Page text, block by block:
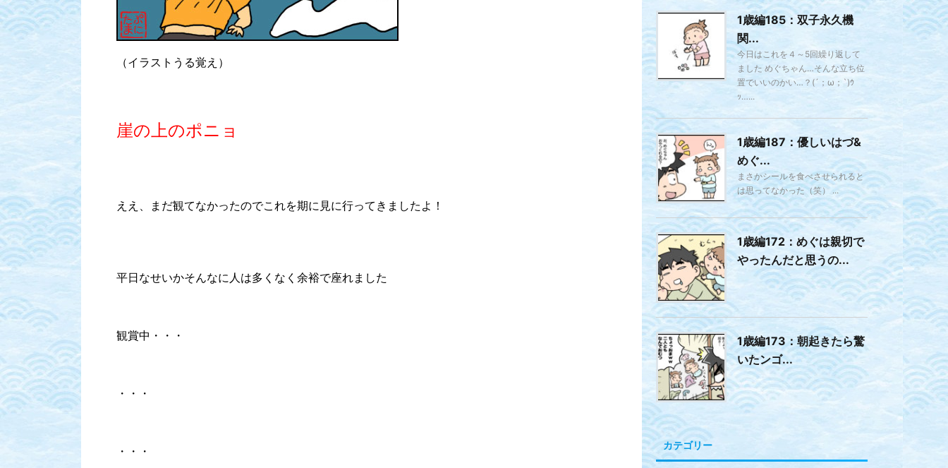
（イラストうる覚え）
崖の上のポニョ
ええ、まだ観てなかったのでこれを期に見に行ってきましたよ！
平日なせいかそんなに人は多くなく余裕で座れました
観賞中・・・
・・・
・・・
1歳編185：双子永久機
関...
今日はこれを４～5回繰り返して
ました めぐちゃん…そんな立ち位
置でいいのかい…？(´；ω；`)ｳ
ｯ…...
1歳編187：優しいはづ&
めぐ...
まさかシールを食べさせられると
は思ってなかった（笑） ...
1歳編172：めぐは親切で
やったんだと思うの...
1歳編173：朝起きたら驚
いたンゴ...
カテゴリー